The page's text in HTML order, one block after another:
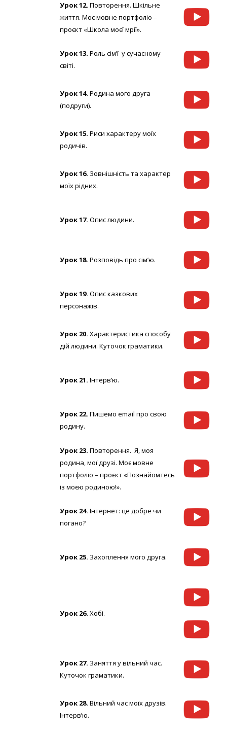
Урок 12. Повторення. Шкільне
життя. Моє мовне портфоліо –
проєкт «Школа моєї мрії».
Урок 13. Роль сім’ї у сучасному
світі.
Урок 14. Родина мого друга
(подруги).
Урок 15. Риси характеру моїх
родичів.
Урок 16. Зовнішність та характер
моїх рідних.
Урок 17. Опис людини.
Урок 18. Розповідь про сім’ю.
Урок 19. Опис казкових
персонажів.
Урок 20. Характеристика способу
дій людини. Куточок граматики.
Урок 21. Інтерв’ю.
Урок 22. Пишемо email про свою
родину.
Урок 23. Повторення. Я, моя
родина, мої друзі. Моє мовне
портфоліо – проєкт «Познайомтесь
із моєю родиною!».
Урок 24. Інтернет: це добре чи
погано?
Урок 25. Захоплення мого друга.
Урок 26. Хобі.
Урок 27. Заняття у вільний час.
Куточок граматики.
Урок 28. Вільний час моїх друзів.
Інтерв’ю.